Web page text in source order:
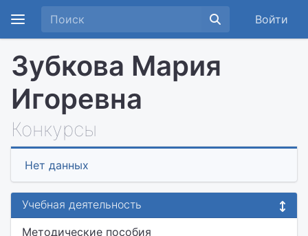
Войти
Зубкова Мария
Игоревна
Конкурсы
Нет данных
Учебная деятельность
Методические пособия